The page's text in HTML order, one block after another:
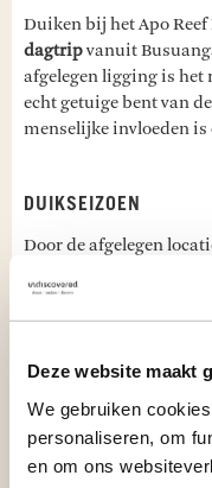
Deze website maakt
We gebruiken
personaliseren, om
en om ons
Duiken bij het Apo
dagtripvanuit
afgelegen ligging is
echt getuige bent van
menselijke invloeden
DUIKSEIZOEN
Door de afgelegen
een dagtocht naar Apo
buiten het
Zeetemperatuur
stromingen kunnen
gemiddeld tussen de